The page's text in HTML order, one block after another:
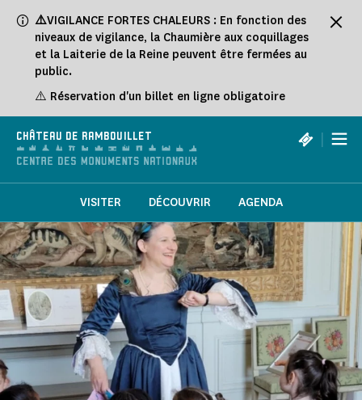
⚠️VIGILANCE FORTES CHALEURS : En fonction des
niveaux de vigilance, la Chaumière aux coquillages
et la Laiterie de la Reine peuvent être fermées au
public.
⚠️ Réservation d'un billet en ligne obligatoire
CHÂTEAU DE RAMBOUILLET |
VISITER DÉCOUVRIR AGENDA